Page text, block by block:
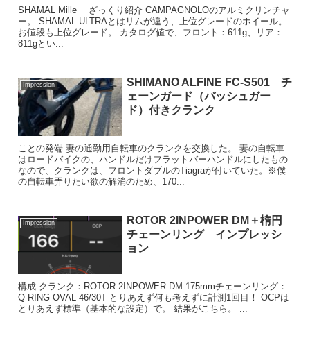
SHAMAL Mille ざっくり紹介 CAMPAGNOLOのアルミクリンチャ
ー。 SHAMAL ULTRAとはリムが違う、上位グレードのホイール。
お値段も上位グレード。 カタログ値で、フロント：611g、リア：
811gとい...
Impression
SHIMANO ALFINE FC-S501 チ
ェーンガード（バッシュガー
ド）付きクランク
ことの発端 妻の通勤用自転車のクランクを交換した。 妻の自転車
はロードバイクの、ハンドルだけフラットバーハンドルにしたもの
なので、クランクは、フロントダブルのTiagraが付いていた。※僕
の自転車弄りたい欲の解消のため、170...
Impression
ROTOR 2INPOWER DM＋楕円
チェーンリング インプレッシ
ョン
構成 クランク：ROTOR 2INPOWER DM 175mmチェーンリング：
Q-RING OVAL 46/30T とりあえず何も考えずに計測1回目！ OCPは
とりあえず標準（基本的な設定）で。 結果がこちら。 ...